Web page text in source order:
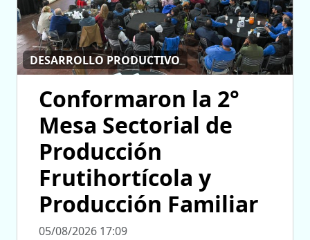
DESARROLLO PRODUCTIVO
Conformaron la 2°
Mesa Sectorial de
Producción
Frutihortícola y
Producción Familiar
05/08/2026 17:09